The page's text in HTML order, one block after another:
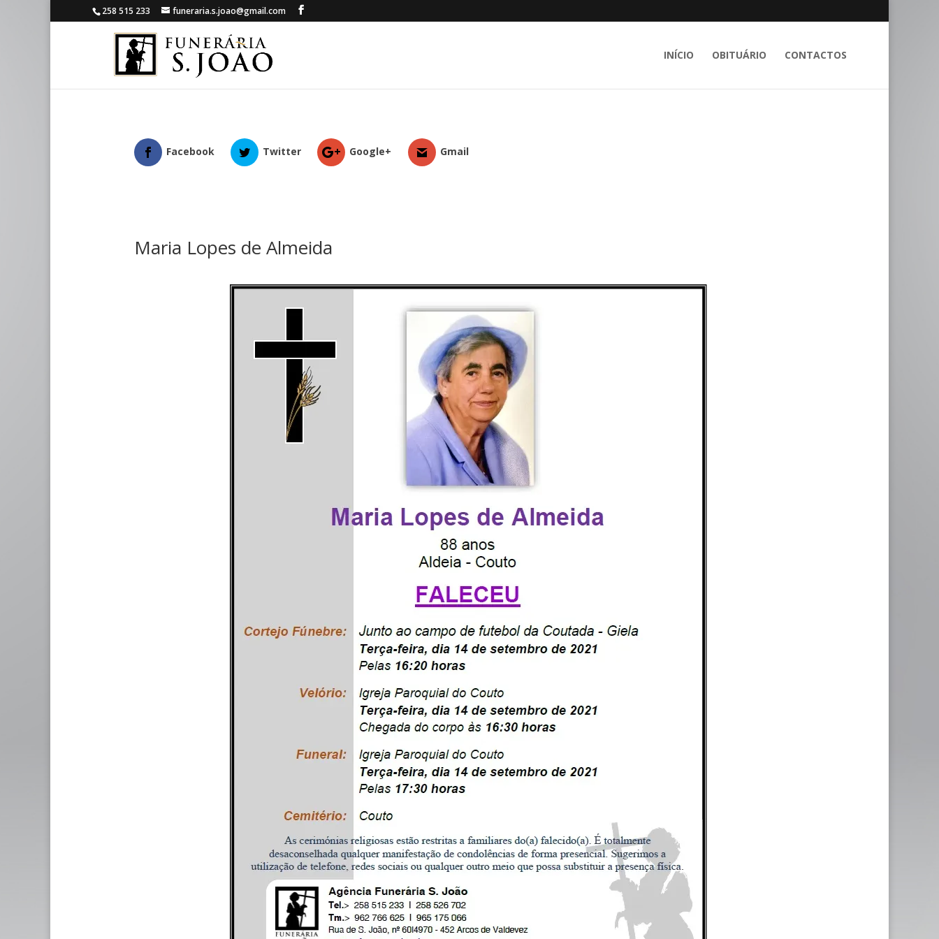
258 515 233 funeraria.s.joao@gmail.com
INÍCIO OBITUÁRIO CONTACTOS
Facebook Twitter Google+ Gmail
Maria Lopes de Almeida